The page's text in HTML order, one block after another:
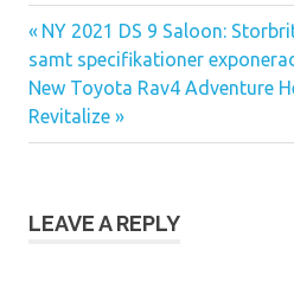
Post
navigation
Previous
Post:
NY 2021 DS 9 Saloon:
samt specifikationer
Next
Post:
New Toyota Rav4 Adventure
Revitalize
LEAVE A REPLY